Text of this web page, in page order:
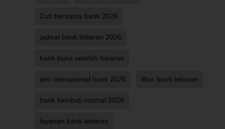
Cuti bersama bank 2026
jadwal bank lebaran 2026
bank buka setelah lebaran
jam operasional bank 2026 libur bank lebaran
bank kembali normal 2026
layanan bank lebaran